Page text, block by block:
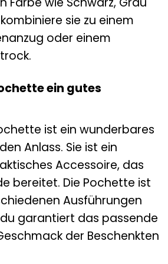
sie zu einem
oder einem
ein gutes
ist ein wunderbares
Anlass. Sie ist ein
Accessoire, das
bereitet. Die Pochette ist
Ausführungen
garantiert das passende
der Beschenkten